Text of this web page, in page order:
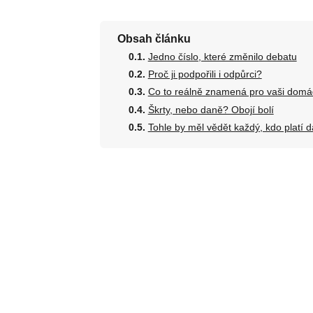
Obsah článku
Jedno číslo, které změnilo debatu
Proč ji podpořili i odpůrci?
Co to reálně znamená pro vaši
Škrty, nebo daně? Obojí bolí
Tohle by měl vědět každý, kdo platí